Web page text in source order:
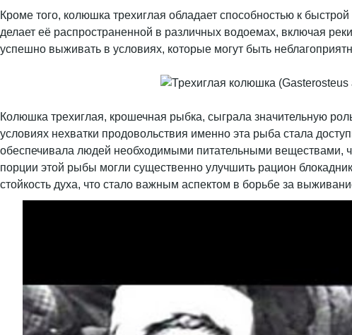
Кроме того, колюшка трехиглая обладает способностью к
делает её распространенной в различных водоемах, включая
успешно выживать в условиях, которые могут быть
Колюшка трехиглая, крошечная рыбка, сыграла значительную
условиях нехватки продовольствия именно эта рыба стала
обеспечивала людей необходимыми питательными веществами,
порции этой рыбы могли существенно улучшить рацион
стойкость духа, что стало важным аспектом в борьбе за